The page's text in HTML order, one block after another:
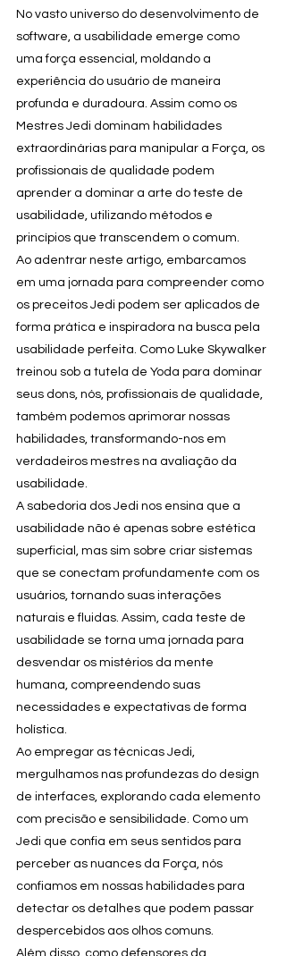
No vasto universo do desenvolvimento de
software, a usabilidade emerge como
uma força essencial, moldando a
experiência do usuário de maneira
profunda e duradoura. Assim como os
Mestres Jedi dominam habilidades
extraordinárias para manipular a Força, os
profissionais de qualidade podem
aprender a dominar a arte do teste de
usabilidade, utilizando métodos e
princípios que transcendem o comum.
Ao adentrar neste artigo, embarcamos
em uma jornada para compreender como
os preceitos Jedi podem ser aplicados de
forma prática e inspiradora na busca pela
usabilidade perfeita. Como Luke Skywalker
treinou sob a tutela de Yoda para dominar
seus dons, nós, profissionais de qualidade,
também podemos aprimorar nossas
habilidades, transformando-nos em
verdadeiros mestres na avaliação da
usabilidade.
A sabedoria dos Jedi nos ensina que a
usabilidade não é apenas sobre estética
superficial, mas sim sobre criar sistemas
que se conectam profundamente com os
usuários, tornando suas interações
naturais e fluidas. Assim, cada teste de
usabilidade se torna uma jornada para
desvendar os mistérios da mente
humana, compreendendo suas
necessidades e expectativas de forma
holística.
Ao empregar as técnicas Jedi,
mergulhamos nas profundezas do design
de interfaces, explorando cada elemento
com precisão e sensibilidade. Como um
Jedi que confia em seus sentidos para
perceber as nuances da Força, nós
confiamos em nossas habilidades para
detectar os detalhes que podem passar
despercebidos aos olhos comuns.
Além disso, como defensores da